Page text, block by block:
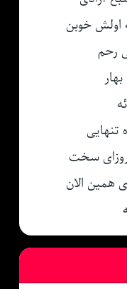
اولش خوبن
رحم
سخت
همین الان